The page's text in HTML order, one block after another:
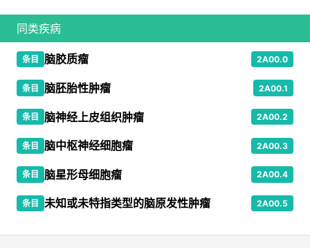
同类疾病
条目 脑胶质瘤 2A00.0
条目 脑胚胎性肿瘤 2A00.1
条目 脑神经上皮组织肿瘤 2A00.2
条目 脑中枢神经细胞瘤 2A00.3
条目 脑星形母细胞瘤 2A00.4
条目 未知或未特指类型的脑原发性肿瘤 2A00.5